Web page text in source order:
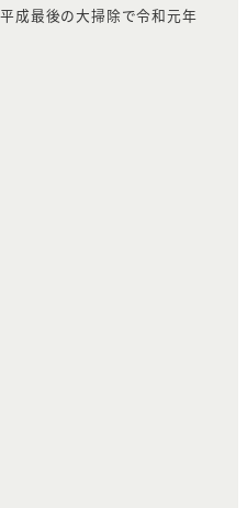
平成最後の大掃除で令和元年